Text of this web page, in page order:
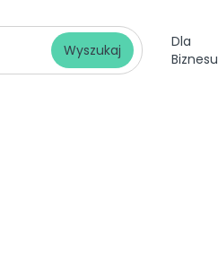
Wyszukaj
Dla
Biznesu